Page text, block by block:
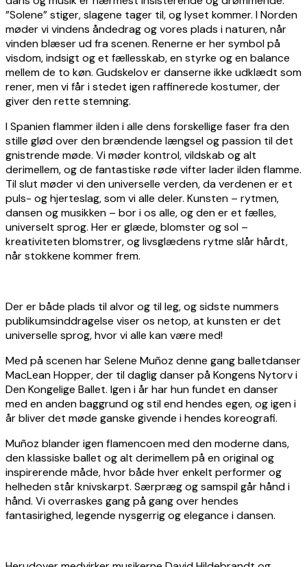
”Solene” stiger, slagene tager til, og lyset kommer. I Norden
møder vi vindens åndedrag og vores plads i naturen, når
vinden blæser ud fra scenen. Renerne er her symbol på
visdom, indsigt og et fællesskab, en styrke og en balance
mellem de to køn. Gudskelov er danserne ikke udklædt som
rener, men vi får i stedet igen raffinerede kostumer, der
giver den rette stemning.
I Spanien flammer ilden i alle dens forskellige faser fra den
stille glød over den brændende længsel og passion til det
gnistrende møde. Vi møder kontrol, vildskab og alt
derimellem, og de fantastiske røde vifter lader ilden flamme.
Til slut møder vi den universelle verden, da verdenen er et
puls- og hjerteslag, som vi alle deler. Kunsten – rytmen,
dansen og musikken – bor i os alle, og den er et fælles,
universelt sprog. Her er glæde, blomster og sol –
kreativiteten blomstrer, og livsglædens rytme slår hårdt,
når stokkene kommer frem.
Der er både plads til alvor og til leg, og sidste nummers
publikumsinddragelse viser os netop, at kunsten er det
universelle sprog, hvor vi alle kan være med!
Med på scenen har Selene Muñoz denne gang balletdanser
MacLean Hopper, der til daglig danser på Kongens Nytorv i
Den Kongelige Ballet. Igen i år har hun fundet en danser
med en anden baggrund og stil end hendes egen, og igen i
år bliver det møde ganske givende i hendes koreografi.
Muñoz blander igen flamencoen med den moderne dans,
den klassiske ballet og alt derimellem på en original og
inspirerende måde, hvor både hver enkelt performer og
helheden står knivskarpt. Særpræg og samspil går hånd i
hånd. Vi overraskes gang på gang over hendes
fantasirighed, legende nysgerrig og elegance i dansen.